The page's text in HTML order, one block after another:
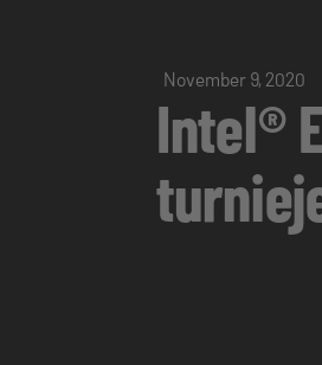
November 9, 2020
Intel®